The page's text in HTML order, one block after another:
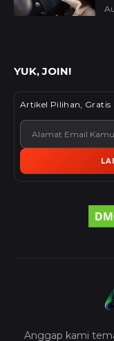
YUK, JOIN!
Artikel Pilihan, Gratis
Anggap kami